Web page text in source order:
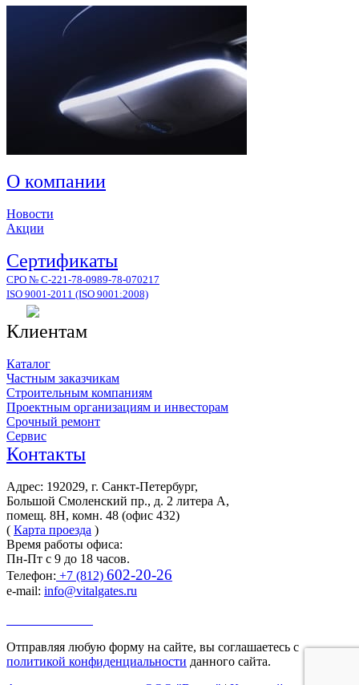
О компании
Новости
Акции
Сертификаты
СРО № С-221-78-0989-78-070217
ISO 9001-2011 (ISO 9001:2008)
Клиентам
Каталог
Частным заказчикам
Строительным компаниям
Проектным организациям и инвесторам
Срочный ремонт
Сервис
Контакты
Адрес: 192029, г. Санкт-Петербург,
Большой Смоленский пр., д. 2 литера А,
помещ. 8Н, комн. 48 (офис 432)
( Карта проезда )
Время работы офиса:
Пн-Пт с 9 до 18 часов.
Телефон: +7 (812) 602-20-26
e-mail: info@vitalgates.ru
Отправляя любую форму на сайте, вы соглашаетесь с
политикой конфиденциальности данного сайта.